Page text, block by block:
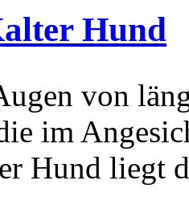
Hund
von
im
Hund liegt